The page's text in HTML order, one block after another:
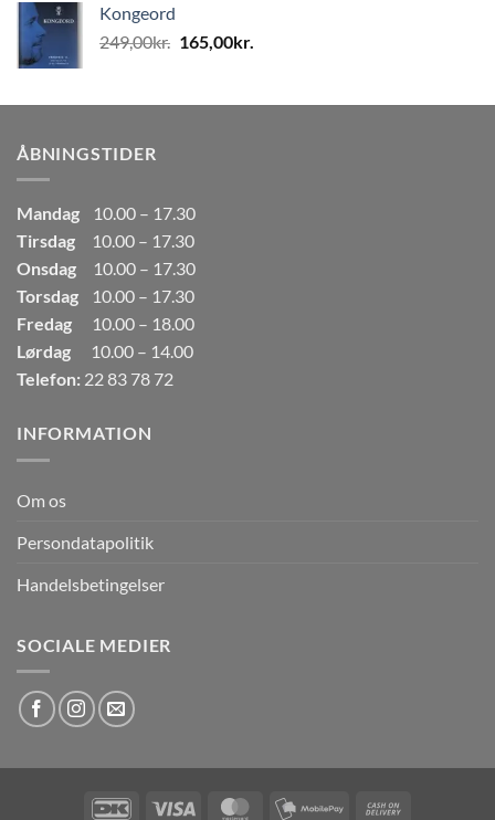
var:
80,00kr..50,00kr..
Kongeord
249,00kr. Den
var:
165,00kr.
er:
ÅBNINGSTIDER
Mandag
10.00 – 17.30
Tirsdag
10.00 – 17.30
Onsdag
10.00 – 17.30
Torsdag
10.00 – 17.30
Fredag
10.00 – 18.00
Lørdag
10.00 – 14.00
Telefon: 22 83 78 72
INFORMATION
Om os
Persondatapolitik
Handelsbetingelser
SOCIALE MEDIER
DanKortVisa MasterCardMobilePay